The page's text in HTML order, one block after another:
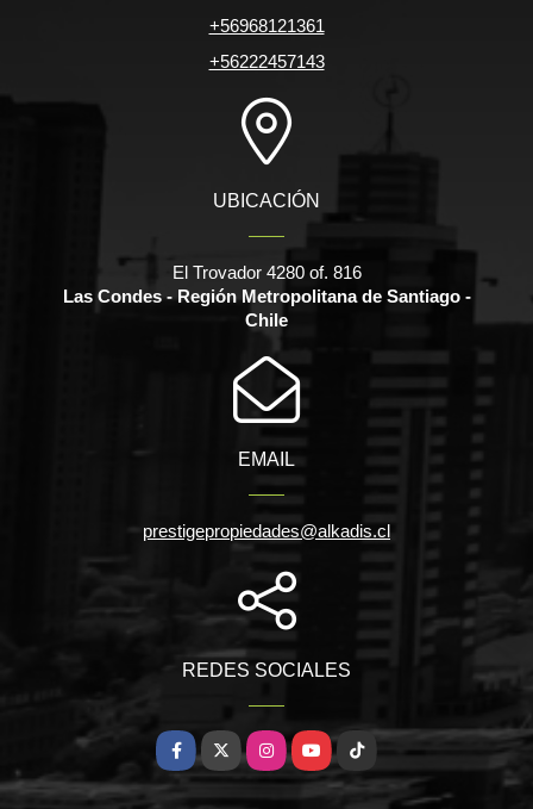
+56968121361
+56222457143
UBICACIÓN
El Trovador 4280 of. 816
Las Condes - Región Metropolitana de Santiago -
Chile
EMAIL
prestigepropiedades@alkadis.cl
REDES SOCIALES
Facebook
X InstagramYouTubeTikTok